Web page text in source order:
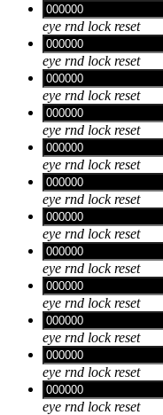
eye rnd lock reset
eye rnd lock reset
eye rnd lock reset
eye rnd lock reset
eye rnd lock reset
eye rnd lock reset
eye rnd lock reset
eye rnd lock reset
eye rnd lock reset
eye rnd lock reset
eye rnd lock reset
eye rnd lock reset